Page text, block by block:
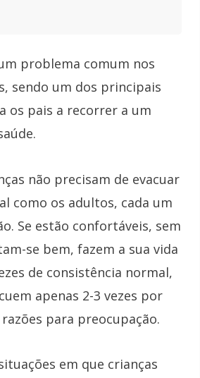
problema comum nos
sendo um dos principais
os pais a recorrer a um
não precisam de evacuar
como os adultos, cada um
Se estão confortáveis, sem
se bem, fazem a sua vida
de consistência normal,
apenas 2-3 vezes por
para preocupação.
em que crianças